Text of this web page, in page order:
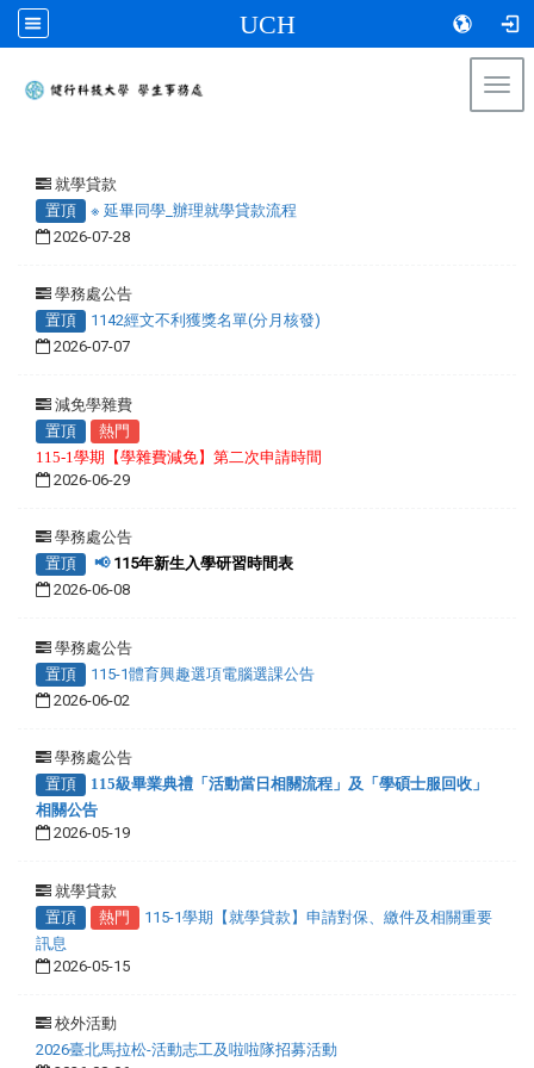
UCH
就學貸款
置頂
※ 延畢同學_辦理就學貸款流程
2026-07-28
學務處公告
置頂
1142經文不利獲獎名單(分月核發)
2026-07-07
減免學雜費
置頂
熱門
115-1學期【學雜費減免】第二次申請時間
2026-06-29
學務處公告
置頂
📢115年新生入學研習時間表
2026-06-08
學務處公告
置頂
115-1體育興趣選項電腦選課公告
2026-06-02
學務處公告
置頂
115級畢業典禮「活動當日相關流程」及「學碩士服回收」
相關公告
2026-05-19
就學貸款
置頂
熱門
115-1學期【就學貸款】申請對保、繳件及相關重要
訊息
2026-05-15
校外活動
2026臺北馬拉松-活動志工及啦啦隊招募活動